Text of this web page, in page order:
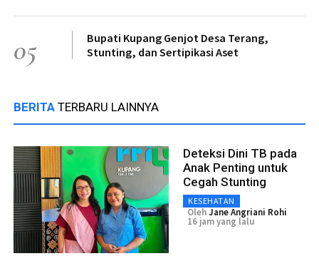
05
Bupati Kupang Genjot Desa Terang,
Stunting, dan Sertipikasi Aset
BERITA TERBARU LAINNYA
Deteksi Dini TB pada
Anak Penting untuk
Cegah Stunting
KESEHATAN
OlehJane Angriani Rohi
16 jam yang lalu